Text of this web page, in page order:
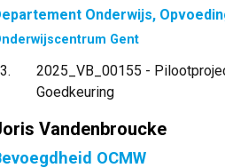
Onderwijs,
Gent
2025_VB_00155 -
Goedkeuring
Vandenbroucke
OCMW